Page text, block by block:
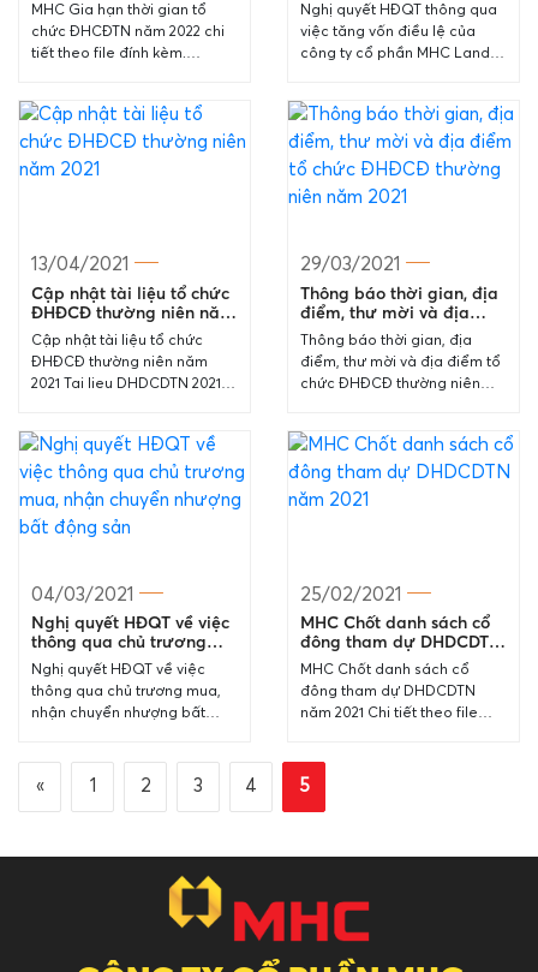
MHC Gia hạn thời gian tổ
chức ĐHCĐTN năm 2022 chi
tiết theo file đính kèm.
2022
Land
Nghị quyết HĐQT thông qua
việc tăng vốn điều lệ của
công ty cổ phần MHC Land
LAND
13/04/2021
Cập nhật tài liệu tổ chức
ĐHĐCĐ thường niên năm
2021
Cập nhật tài liệu tổ chức
ĐHĐCĐ thường niên năm
2021 Tai lieu DHDCDTN 2021
29/03/2021
Thông báo thời gian, địa
điểm, thư mời và địa
điểm tổ chức ĐHĐCĐ
thường niên năm 2021
Thông báo thời gian, địa
điểm, thư mời và địa điểm tổ
chức ĐHĐCĐ thường niên
04/03/2021
Nghị quyết HĐQT về việc
thông qua chủ trương
mua, nhận chuyển
nhượng bất động sản
Nghị quyết HĐQT về việc
thông qua chủ trương mua,
nhận chuyển nhượng bất
nhuong BDS
25/02/2021
MHC Chốt danh sách cổ
đông tham dự DHDCDTN
năm 2021
MHC Chốt danh sách cổ
đông tham dự DHDCDTN
năm 2021 Chi tiết theo file
tham-du-DHDCDTN-2021
« 1 2 3 4 5